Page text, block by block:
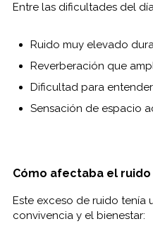
Entre las dificultades del
Ruido muy elevado
Reverberación que
Dificultad para
Sensación de espacio
Cómo afectaba el
Este exceso de ruido tenía
convivencia y el bienestar: